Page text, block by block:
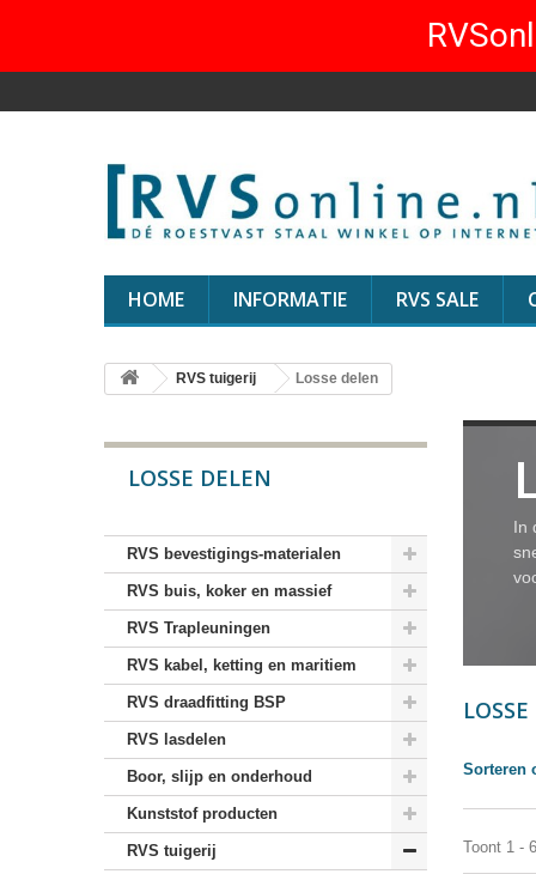
HOME INFORMATIE RVS SALE
RVS tuigerij Losse delen
LOSSE DELEN
RVS bevestigings-materialen
RVS buis, koker en massief
RVS Trapleuningen
RVS kabel, ketting en maritiem
RVS draadfitting BSP
RVS lasdelen
Boor, slijp en onderhoud
Kunststof producten
RVS tuigerij
In
Sorteren
Toont 1 -